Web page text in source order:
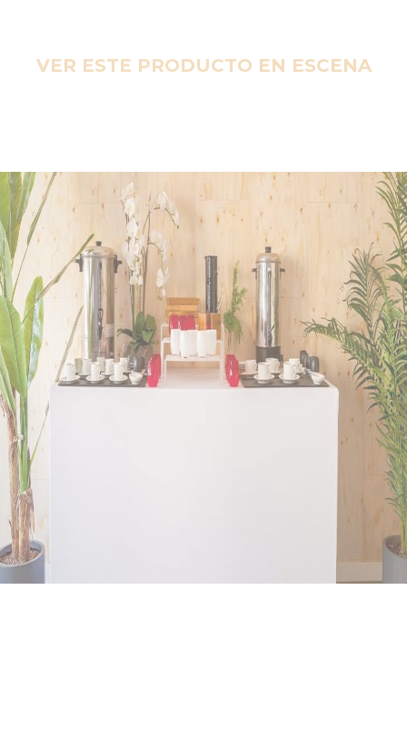
VER ESTE PRODUCTO EN ESCENA